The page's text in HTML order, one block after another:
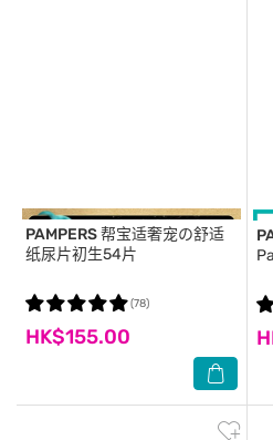
PAMPERS帮宝适奢宠の舒适
纸尿片初生54片
HK$155.00
(78)